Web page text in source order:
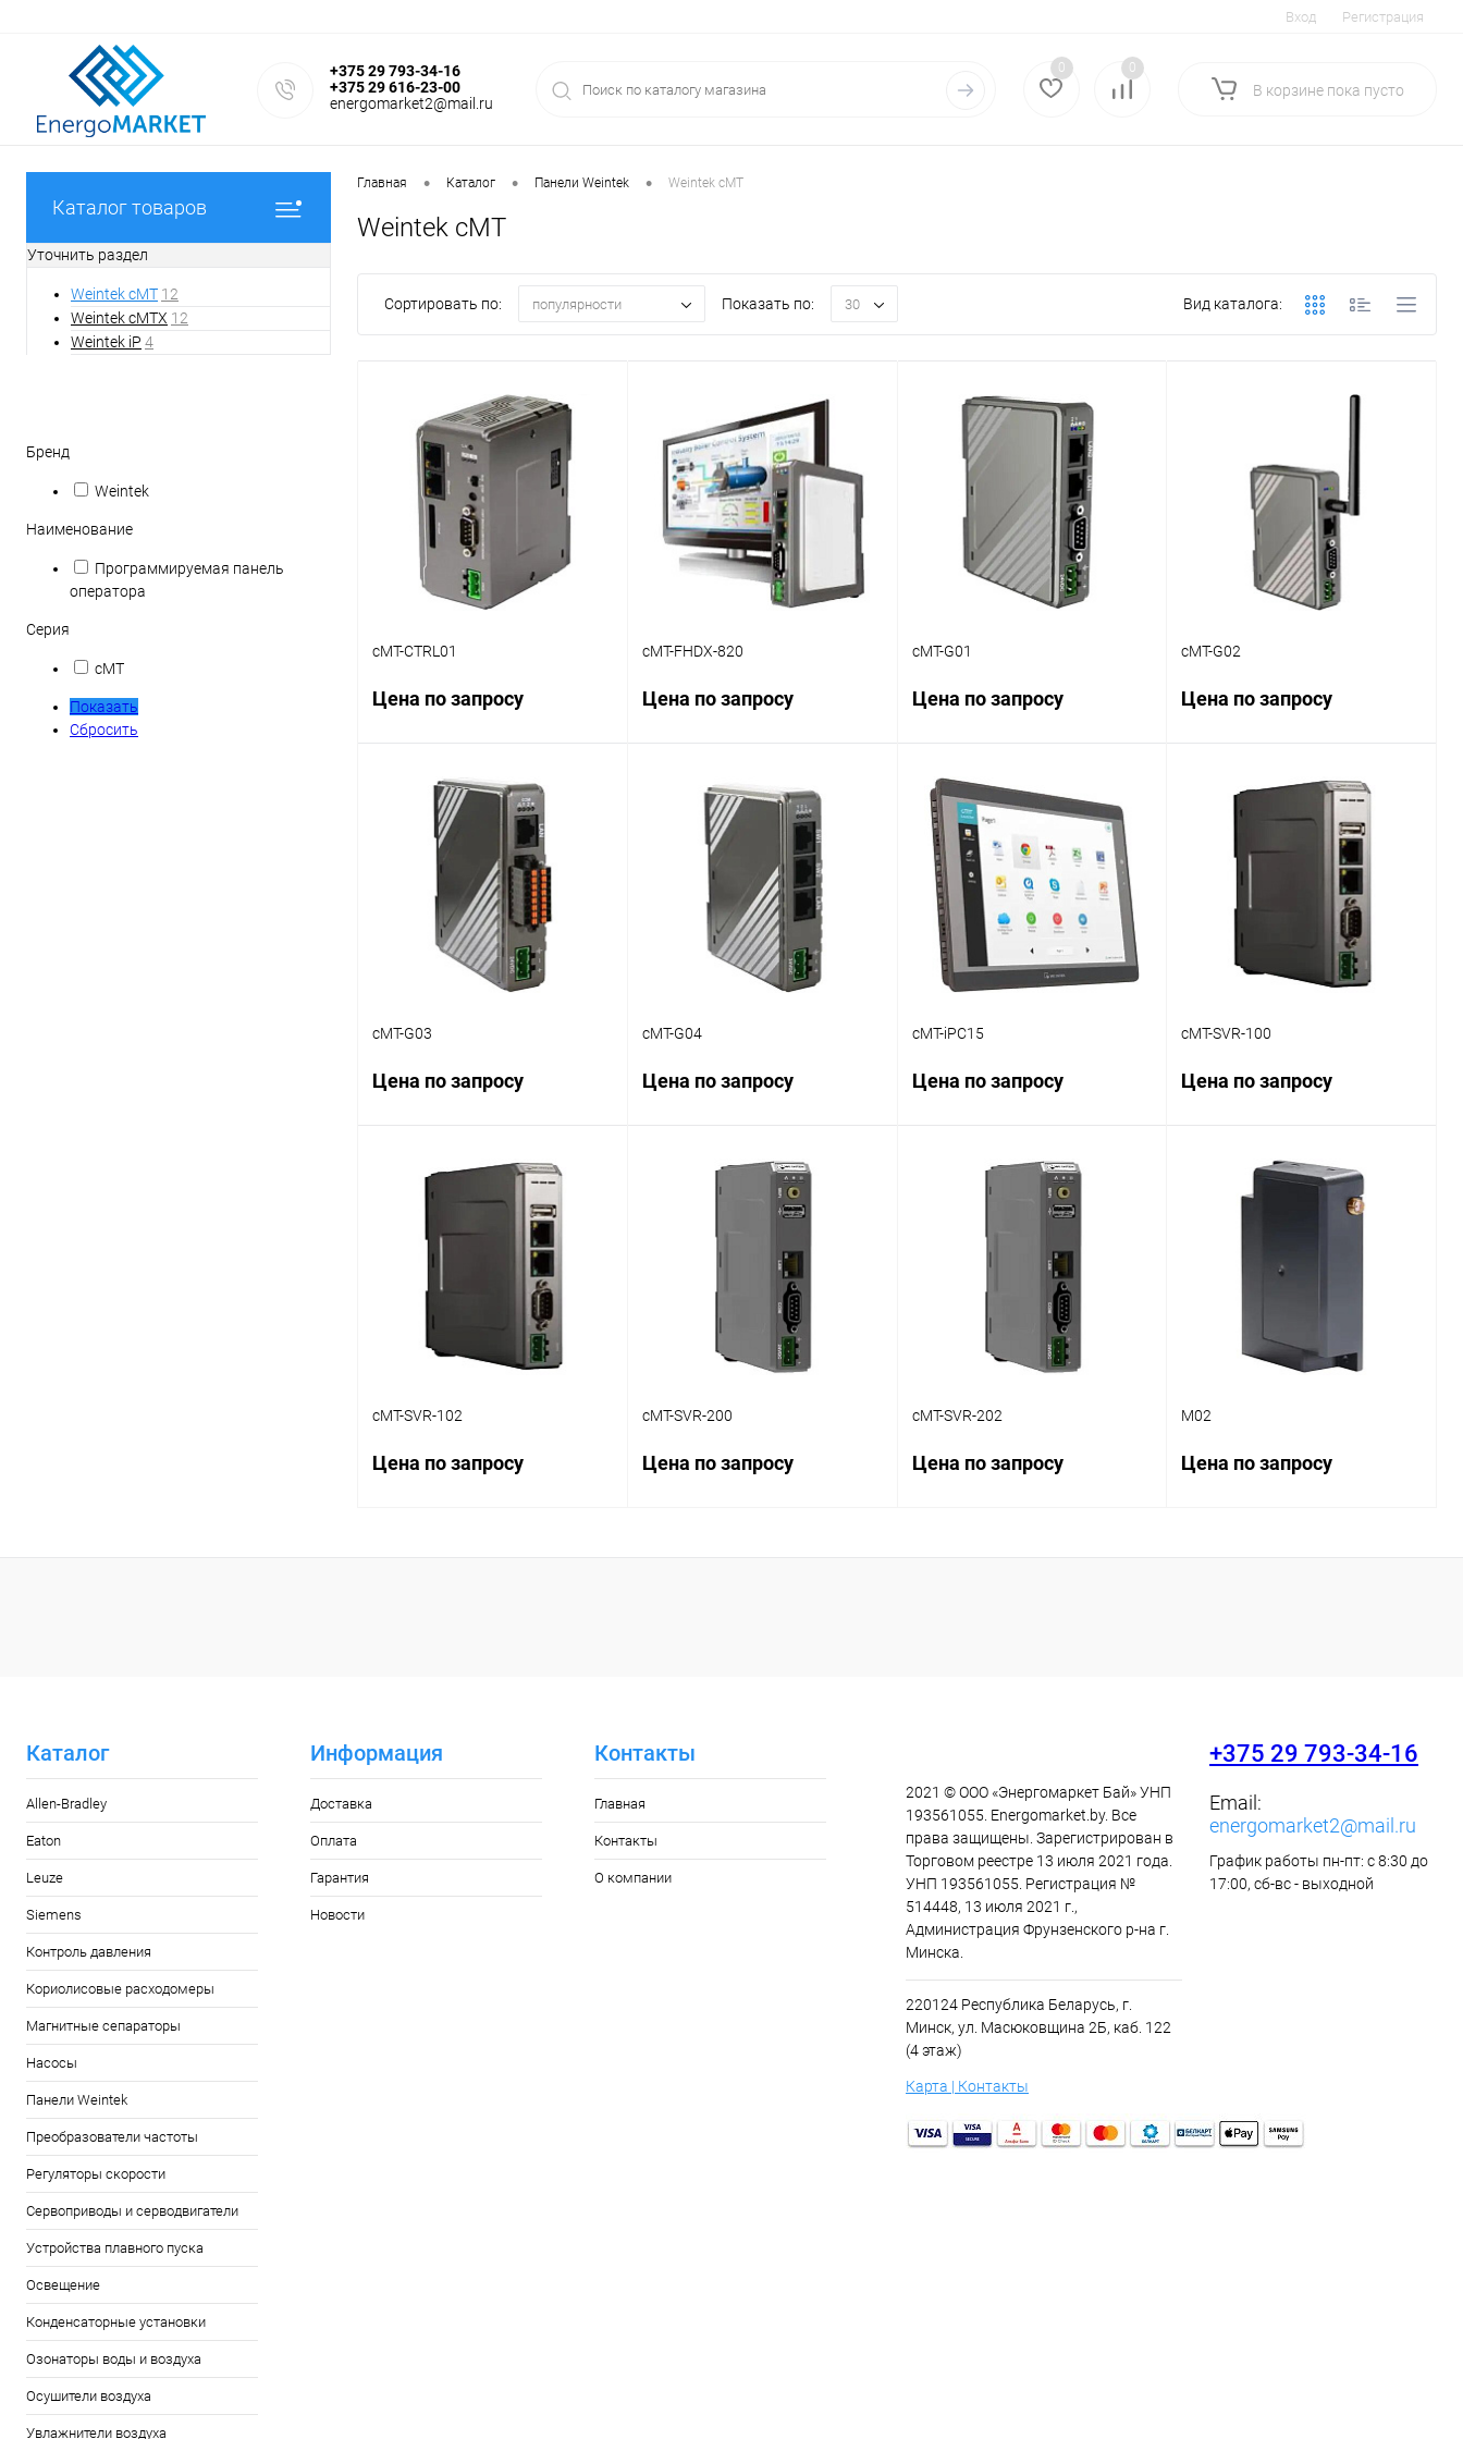
Вход Регистрация
+375 29 793-34-16
+375 29 616-23-00
energomarket2@mail.ru
0 0
В корзине пока пусто
Каталог товаров
Уточнить раздел
Weintek cMT 12
Weintek cMTX 12
Weintek iP 4
Бренд
Weintek
Наименование
Программируемая панель
оператора
Серия
cMT
Показать
Сбросить
Главная • Каталог • Панели Weintek • Weintek cMT
Weintek cMT
Сортировать по: популярности Показать по: 30 Вид каталога:
cMT-CTRL01
Цена по запросу
Запросить цену
Купить в 1 клик Сравнение
Наличие
уточняйте
cMT-FHDX-820
Цена по запросу
Запросить цену
Купить в 1 клик Сравнение
В избранное
Наличие
уточняйте
cMT-G01
Цена по запросу
Запросить цену
Купить в 1 клик Сравнение
В избранное
Наличие
уточняйте
cMT-G02
Цена по запросу
Запросить цену
Сравнение
В избранное
Наличие
уточняйте
cMT-G03
Цена по запросу
Запросить цену
Сравнение
В избранное
Наличие
уточняйте
cMT-G04
Цена по запросу
Запросить цену
В избранное
уточняйте
cMT-iPC15
Цена по запросу
Запросить цену
В избранное
уточняйте
cMT-SVR-100
Цена по запросу
Запросить цену
В избранное
cMT-SVR-102
Цена по запросу
Запросить цену
cMT-SVR-200
Цена по запросу
Запросить цену
cMT-SVR-202
Цена по запросу
Запросить цену
M02
Цена по запросу
Запросить цену
Каталог
Allen-Bradley
Eaton
Leuze
Siemens
Контроль давления
Кориолисовые расходомеры
Магнитные сепараторы
Насосы
Панели Weintek
Преобразователи частоты
Регуляторы скорости
Сервоприводы и серводвигатели
Устройства плавного пуска
Освещение
Конденсаторные установки
Озонаторы воды и воздуха
Осушители воздуха
Увлажнители воздуха
Информация
Доставка
Оплата
Гарантия
Новости
Контакты
Главная
Контакты
О компании
2021 © ООО «Энергомаркет Бай» УНП
193561055. Energomarket.by. Все
права защищены. Зарегистрирован в
Торговом реестре 13 июля 2021 года.
УНП 193561055. Регистрация №
514448, 13 июля 2021 г.,
Администрация Фрунзенского р-на г.
Минска.
220124 Республика Беларусь, г.
Минск, ул. Масюковщина 2Б, каб. 122
(4 этаж)
Карта | Контакты
+375 29 793-34-16
Email:
energomarket2@mail.ru
График работы пн-пт: с 8:30 до
17:00, сб-вс - выходной